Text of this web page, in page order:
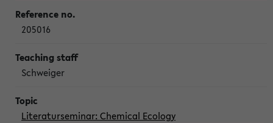
205016
Schweiger
Literaturseminar: Chemical Ecology